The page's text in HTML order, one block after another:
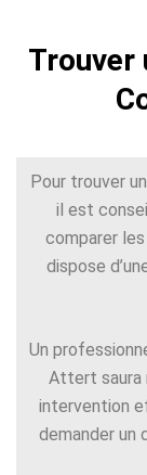
Trouver
Pour trouver
il est
comparer
dispose
Un
Attert saura
intervention
demander un